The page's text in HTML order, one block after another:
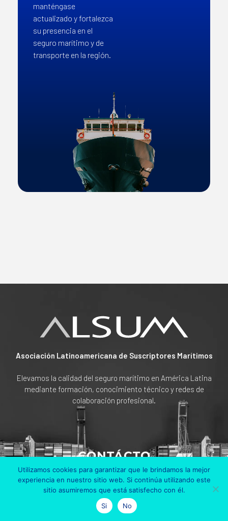
manténgase
actualizado y fortalezca
su presencia en el
seguro marítimo y de
transporte en la región.
Asociación Latinoamericana de Suscriptores Marítimos
Elevamos la calidad del seguro marítimo en América Latina
mediante formación, conocimiento técnico y redes de
colaboración profesional.
CONTÁCTO
Av Cra. 45 # 108 A 50
Edificio Bosch Piso 6
Bogotá, Colombia
Utilizamos cookies para garantizar que le brindamos la mejor
experiencia en nuestro sitio web. Si continúa utilizando este
sitio asumiremos que está satisfecho con él.
Si
No